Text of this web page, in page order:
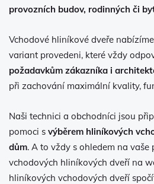
provozních budov, rodinných či
Vchodové hliníkové dveře
variant provedeni, které vždy
požadavkům zákazníka i
při zachování maximální kvality,
Naši technici a obchodníci jsou
pomoci s výběrem hliníkových
dům. A to vždy s ohledem na vaše
vchodových hliníkových dveří na
hliníkových vchodových dveří